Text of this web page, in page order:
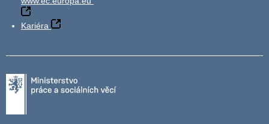
Kariéra